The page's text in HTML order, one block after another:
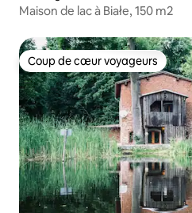
Maison de lac à Białe, 150 m2
Coup de cœur voyageurs
Coup de cœur voyageurs